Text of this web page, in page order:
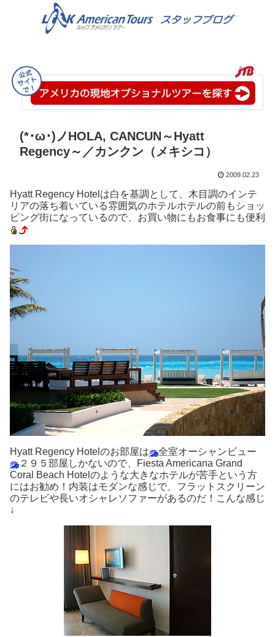
(*･ω･)ノHOLA, CANCUN～Hyatt
Regency～／カンクン（メキシコ）
2009.02.23
Hyatt Regency Hotelは白を基調として、木目調のインテ
リアの落ち着いている雰囲気のホテルホテルの前もショッ
ピング街になっているので、お買い物にもお食事にも便利
Hyatt Regency Hotelのお部屋は
全室オーシャンビュー
２９５部屋しかないので、Fiesta Americana Grand
Coral Beach Hotelのような大きなホテルが苦手という方
にはお勧め！内装はモダンな感じで、フラットスクリーン
のテレビや長いオシャレソファーがあるのだ！こんな感じ
↓